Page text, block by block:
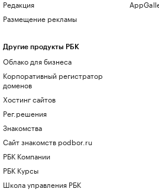
Редакция
Размещение рекламы
Другие продукты РБК
Облако для бизнеса
Корпоративный регистратор
доменов
Хостинг сайтов
Рег.решения
Знакомства
Сайт знакомств podbor.ru
РБК Компании
РБК Курсы
Школа управления РБК